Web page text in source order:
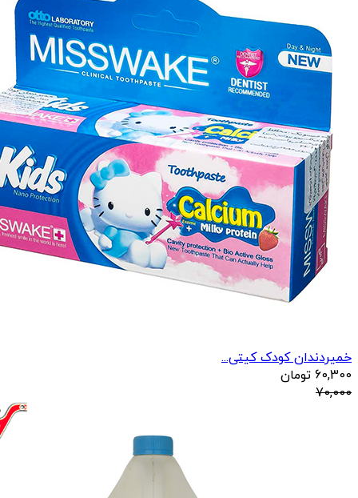
خمیردندان کودک کیتی...
60,300 تومان
70,000